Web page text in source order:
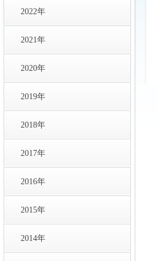
2022年
2021年
2020年
2019年
2018年
2017年
2016年
2015年
2014年